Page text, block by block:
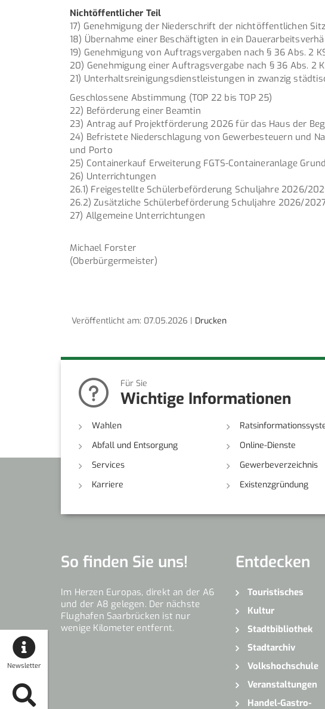
Newsletter
Nichtöffentlicher Teil
17) Genehmigung der Niederschrift der nichtöffentlichen
18) Übernahme einer Beschäftigten in ein
19) Genehmigung von Auftragsvergaben nach § 36 Abs. 2
20) Genehmigung einer Auftragsvergabe nach § 36 Abs. 2
21) Unterhaltsreinigungsdienstleistungen in zwanzig
Geschlossene Abstimmung (TOP 22 bis TOP 25)
22) Beförderung einer Beamtin
23) Antrag auf Projektförderung 2026 für das Haus der
24) Befristete Niederschlagung von Gewerbesteuern und
und Porto
25) Containerkauf Erweiterung FGTS-Containeranlage
26) Unterrichtungen
26.1) Freigestellte Schülerbeförderung Schuljahre 2026/
26.2) Zusätzliche Schülerbeförderung Schuljahre 2026/
27) Allgemeine Unterrichtungen
Michael Forster
(Oberbürgermeister)
Veröffentlicht am: 07.05.2026 | Drucken
Für Sie
Wichtige Informationen
Wahlen
Abfall und Entsorgung
Online-Dienste
Services
Gewerbeverzeichnis
Karriere
Existenzgründung
So finden Sie uns!
Im Herzen Europas, direkt an der A6
und der A8 gelegen. Der nächste
Flughafen Saarbrücken ist nur
wenige Kilometer entfernt.
Entdecken
Touristisches
Kultur
Stadtbibliothek
Stadtarchiv
Volkshochschule
Veranstaltungen
Handel-Gastro-